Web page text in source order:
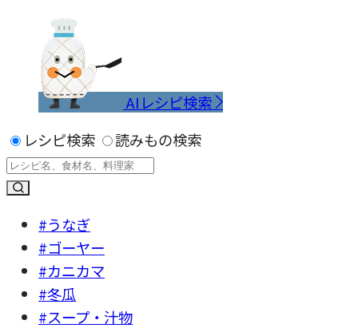
AIレシピ検索
レシピ検索
読みもの検索
#うなぎ
#ゴーヤー
#カニカマ
#冬瓜
#スープ・汁物